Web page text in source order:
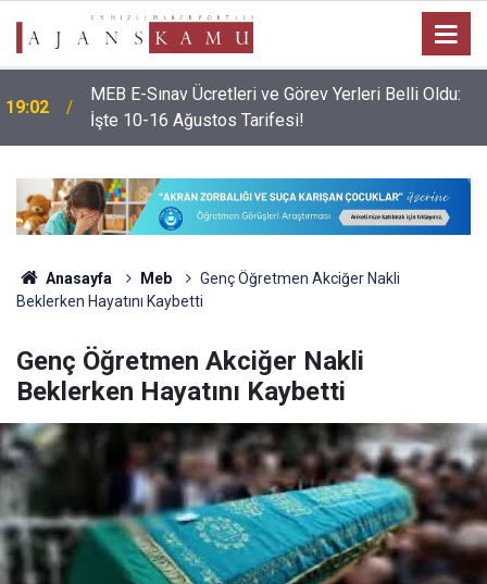
19:02
MEB E-Sınav Ücretleri ve Görev Yerleri Belli Oldu:
İşte 10-16 Ağustos Tarifesi!
Anasayfa Meb
Genç Öğretmen Akciğer Nakli
Beklerken Hayatını Kaybetti
Genç Öğretmen Akciğer Nakli
Beklerken Hayatını Kaybetti